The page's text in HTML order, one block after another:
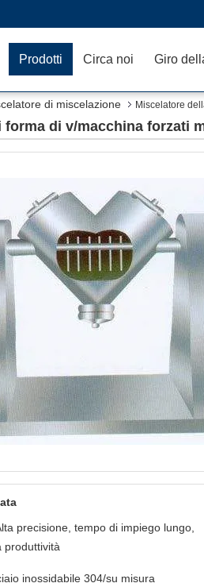
Prodotti Circa noi Giro
di miscelazione Miscelatore
di v/macchina forzati
precisione, tempo di impiego lungo,
produttività
inossidabile 304/su misura